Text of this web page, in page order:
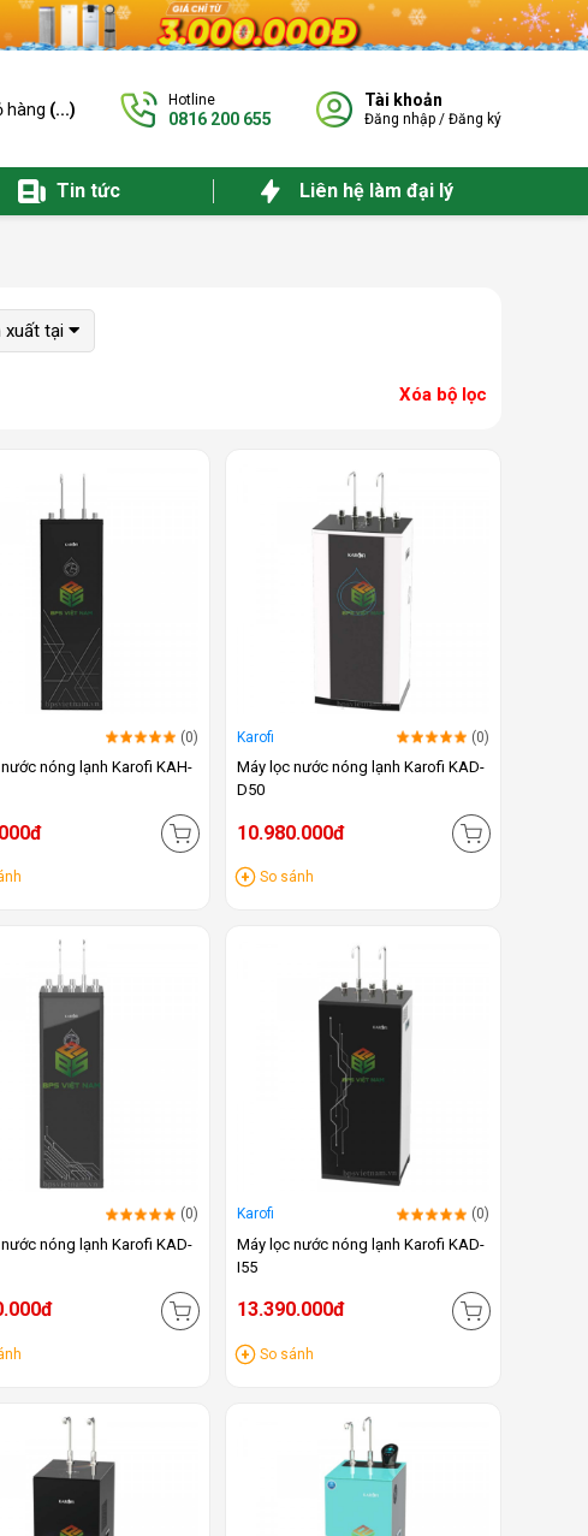
hàng (...) Hotline
0816 200 655
Tài khoản
Đăng nhập / Đăng ký
Tin tức Liên hệ làm đại lý
xuất tại
Xóa bộ lọc
(0)
nóng lạnh Karofi KAH-
Karofi (0)
Máy lọc nước nóng lạnh Karofi KAD-
D50
10.980.000đ
So sánh
(0)
nóng lạnh Karofi KAD-
Karofi (0)
Máy lọc nước nóng lạnh Karofi KAD-
I55
13.390.000đ
So sánh